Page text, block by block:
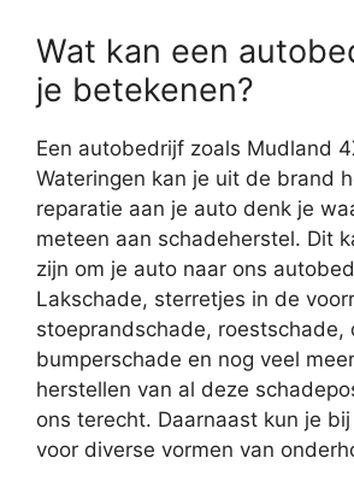
Wat kan een
je betekenen?
Een autobedrijf zoals Mudland
Wateringen kan je uit de brand
reparatie aan je auto denk je
meteen aan schadeherstel. Dit
zijn om je auto naar ons
Lakschade, sterretjes in de
stoeprandschade, roestschade,
bumperschade en nog veel
herstellen van al deze
ons terecht. Daarnaast kun je
voor diverse vormen van